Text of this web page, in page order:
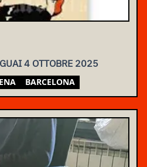
4 OTTOBRE 2025
BARCELONA